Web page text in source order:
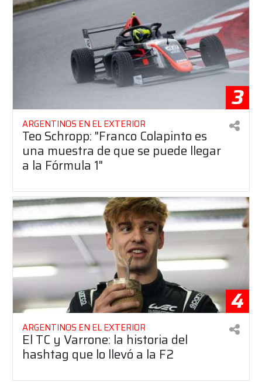
3
ARGENTINOS EN EL EXTERIOR
Teo Schropp: "Franco Colapinto es
una muestra de que se puede llegar
a la Fórmula 1"
4
ARGENTINOS EN EL EXTERIOR
El TC y Varrone: la historia del
hashtag que lo llevó a la F2